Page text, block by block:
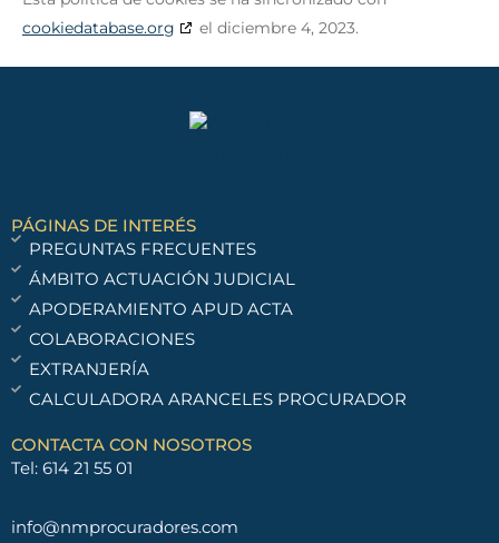
cookiedatabase.org
el diciembre 4, 2023.
PÁGINAS DE INTERÉS
PREGUNTAS FRECUENTES
ÁMBITO ACTUACIÓN JUDICIAL
APODERAMIENTO APUD ACTA
COLABORACIONES
EXTRANJERÍA
CALCULADORA ARANCELES PROCURADOR
CONTACTA CON NOSOTROS
Tel: 614 21 55 01
info@nmprocuradores.com